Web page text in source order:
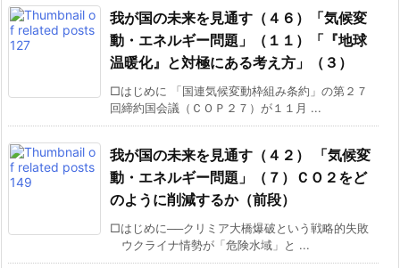
我が国の未来を見通す（４６）「気候変
動・エネルギー問題」（１１）「『地球
温暖化』と対極にある考え方」（３）
□はじめに 「国連気候変動枠組み条約」の第２７
回締約国会議（ＣＯＰ２７）が１１月 ...
我が国の未来を見通す（４２） 「気候変
動・エネルギー問題」（７）ＣＯ２をど
のように削減するか（前段）
□はじめに──クリミア大橋爆破という戦略的失敗
ウクライナ情勢が「危険水域」と ...